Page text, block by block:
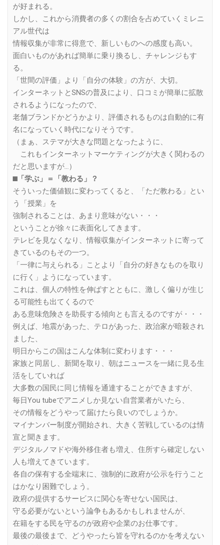
が好まれる。
しかし、これから消費者の多くの割合を占めていくミレニ
アル世代は
情報収集が非常に得意で、新しいものへの感度も高い。
面白いものがあれば簡単に乗り換るし、チャレンジもす
る。
「世間の評価」より「自分の体験」の方が、大切。
インターネットとSNSの普及により、口コミが簡単に拡散
されるようになったので、
老舗ブランドかどうかより、評価されるものは自動的に有
名になっていく時代になりそうです。
（まぁ、ステマが大きな問題となったように、
これもインターネットマーケティングが大きく関わるの
だと思いますが…）
⬛︎「学ぶ」＝「教わる」？
そういった価値観に変わってくると、「ただ教わる」とい
う「授業」を
強制されることは、あまり意味がない・・・
ということが徐々に表面化してきます。
テレビを見なくなり、情報収集がインターネットに寄って
きているのもその一つ。
「一律に与えられる」ことより「自分の好きなものを取り
に行く」ようになっています。
これは、個人の特性を伸ばすとともに、激しく偏りが生じ
る可能性も出てくるので
ある意味危険さを助長する傾向とも言えるのですが・・・
例えば、地震があった、テロがあった、政治家が暗殺され
ました、
明日からこの国はこんな体制に変わります・・・
家族と同居し、新聞を取り、朝はニュースを一緒に見る生
活をしていれば
大多数の国民に同じ情報を通達することができますが、
毎日You tubeでアニメしか見ない自営業者がいたら、
その情報をどうやって届けたら良いのでしょうか。
マイナンバー制度が開始され、大きく苦戦しているのは情
宣と聞きます。
デジタルノマドや海外移住者も増え、住所すら確定しない
人も増えてきています。
各自の保有する全端末に、強制的に政府が公示を行うこと
はかなり困難でしょう。
政府の提供するサービスに関心を寄せない国民は、
守る必要がないという論争もあるかもしれませんが、
在籍をする民を守るのが政府や企業のお仕事です。
最後の最後まで、どうやったら皆を守れるのかを考えない